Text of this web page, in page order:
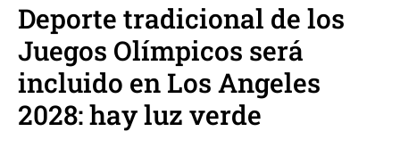
Deporte tradicional de los
Juegos Olímpicos será
incluido en Los Angeles
2028: hay luz verde